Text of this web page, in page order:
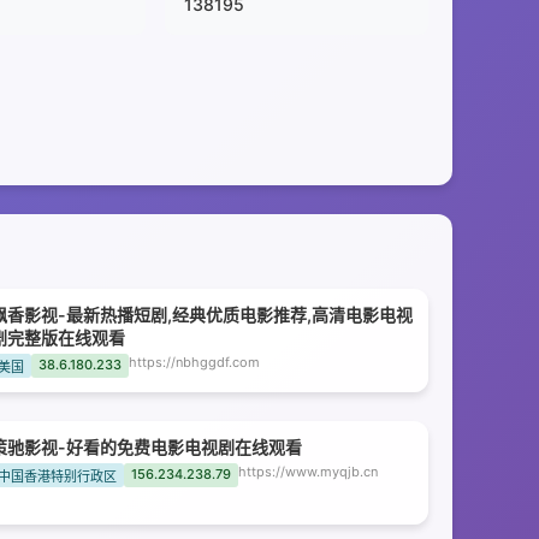
138195
香影视-最新热播短剧,经典优质电影推荐,高清电影电视
完整版在线观看
国 38.6.180.233 https://nbhggdf.com
驰影视-好看的免费电影电视剧在线观看
国香港特别行政区 156.234.238.79 https://www.myqjb.cn